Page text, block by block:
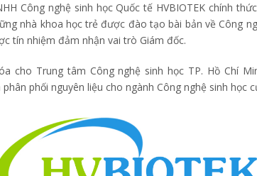
Công nghệ sinh học Quốc tế HVBIOTEK chính
nhà khoa học trẻ được đào tạo bài bản về Công
tín nhiệm đảm nhận vai trò Giám đốc.
cho Trung tâm Công nghệ sinh học TP. Hồ Chí
phối nguyên liệu cho ngành Công nghệ sinh học